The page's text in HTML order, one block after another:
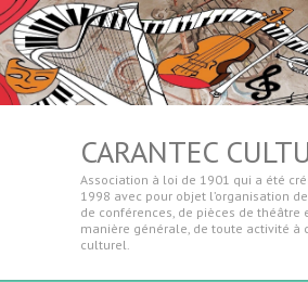
CARANTEC
Association à loi de 1901 qui a été
1998 avec pour objet l’organisation
de conférences, de pièces de théâtre
manière générale, de toute activité à
culturel.